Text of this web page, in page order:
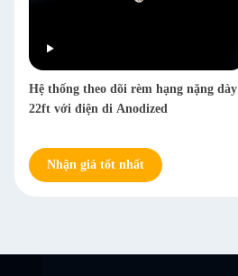
Hệ thống theo dõi rèm hạng nặng dày
22ft với điện di Anodized
Nhận giá tốt nhất